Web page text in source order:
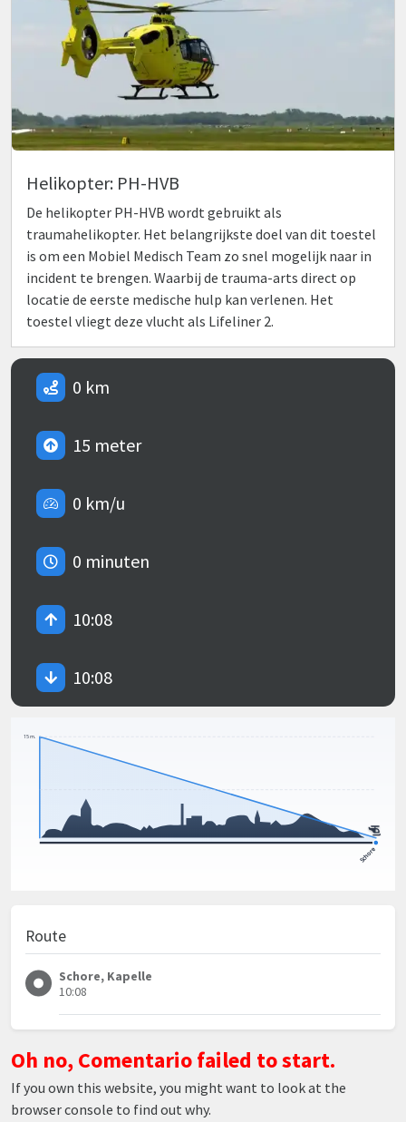
Helikopter: PH-HVB
De helikopter PH-HVB wordt gebruikt als
traumahelikopter. Het belangrijkste doel van dit toestel
is om een Mobiel Medisch Team zo snel mogelijk naar in
incident te brengen. Waarbij de trauma-arts direct op
locatie de eerste medische hulp kan verlenen. Het
toestel vliegt deze vlucht als Lifeliner 2.
0 km
15 meter
0 km/u
0 minuten
10:08
10:08
Route
Schore, Kapelle
10:08
Oh no, Comentario failed to start.
If you own this website, you might want to look at the
browser console to find out why.